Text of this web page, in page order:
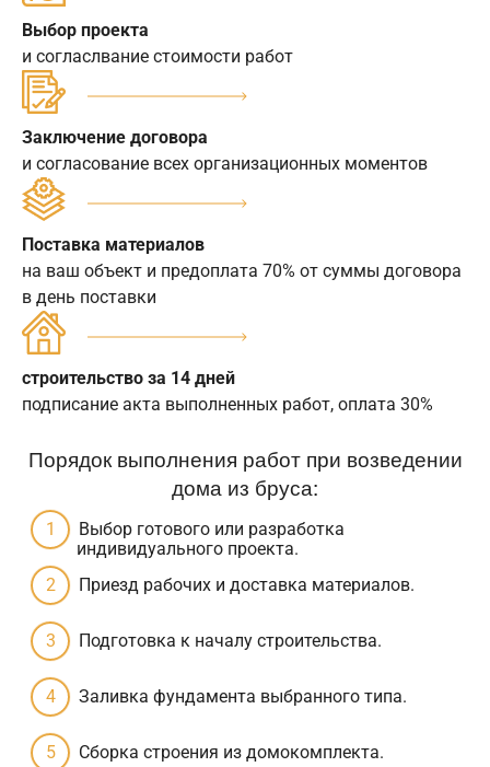
Выбор проекта
и согласлвание стоимости работ
Заключение договора
и согласование всех организационных моментов
Поставка материалов
на ваш объект и предоплата 70% от суммы договора
в день поставки
строительство за 14 дней
подписание акта выполненных работ, оплата 30%
Порядок выполнения работ при возведении
дома из бруса:
Выбор готового или разработка
индивидуального проекта.
Приезд рабочих и доставка материалов.
Подготовка к началу строительства.
Заливка фундамента выбранного типа.
Сборка строения из домокомплекта.